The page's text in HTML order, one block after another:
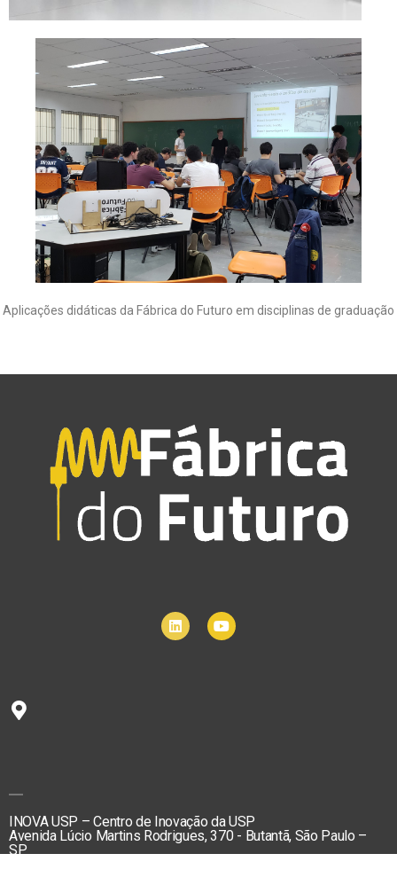
Aplicações didáticas da Fábrica do Futuro em disciplinas de graduação
INOVA USP – Centro de Inovação da USP
Avenida Lúcio Martins Rodrigues, 370 - Butantã, São Paulo –
SP